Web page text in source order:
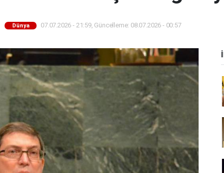
Dünya 07.07.2026 - 21:59, Güncelleme: 08.07.2026 - 00:57